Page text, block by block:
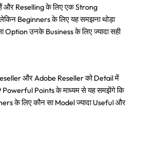
और Reselling के लिए एक Strong
Beginners के लिए यह समझना थोड़ा
Option उनके Business के लिए ज्यादा सही
और Adobe Reseller को Detail में
Powerful Points के माध्यम से यह समझेंगे कि
के लिए कौन सा Model ज्यादा Useful और